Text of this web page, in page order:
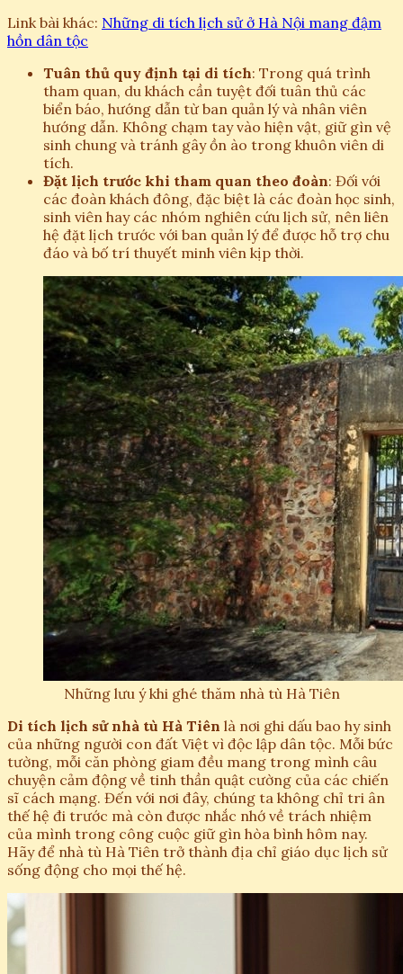
Link bài khác: Những di tích lịch sử ở Hà Nội mang đậm
hồn dân tộc
Tuân thủ quy định tại di tích: Trong quá trình
tham quan, du khách cần tuyệt đối tuân thủ các
biển báo, hướng dẫn từ ban quản lý và nhân viên
hướng dẫn. Không chạm tay vào hiện vật, giữ gìn vệ
sinh chung và tránh gây ồn ào trong khuôn viên di
tích.
Đặt lịch trước khi tham quan theo đoàn: Đối với
các đoàn khách đông, đặc biệt là các đoàn học sinh,
sinh viên hay các nhóm nghiên cứu lịch sử, nên liên
hệ đặt lịch trước với ban quản lý để được hỗ trợ chu
đáo và bố trí thuyết minh viên kịp thời.
Những lưu ý khi ghé thăm nhà tù Hà Tiên
Di tích lịch sử nhà tù Hà Tiên là nơi ghi dấu bao hy sinh
của những người con đất Việt vì độc lập dân tộc. Mỗi bức
tường, mỗi căn phòng giam đều mang trong mình câu
chuyện cảm động về tinh thần quật cường của các chiến
sĩ cách mạng. Đến với nơi đây, chúng ta không chỉ tri ân
thế hệ đi trước mà còn được nhắc nhớ về trách nhiệm
của mình trong công cuộc giữ gìn hòa bình hôm nay.
Hãy để nhà tù Hà Tiên trở thành địa chỉ giáo dục lịch sử
sống động cho mọi thế hệ.